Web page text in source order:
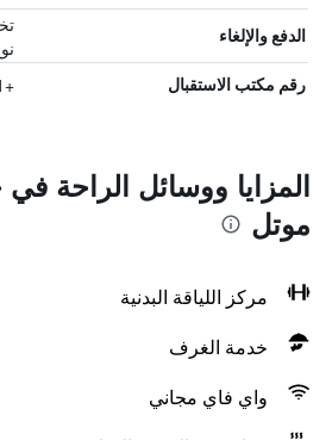
الدفع والإلغاء
رقم مكتب الاستقبال +61 267 323 266
المزايا ووسائل الراحة
موتل
مركز اللياقة البدنية
خدمة الغرف
واي فاي مجاني